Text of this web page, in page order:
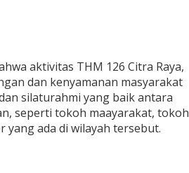
aktivitas THM 126 Citra Raya,
dan kenyamanan masyarakat
silaturahmi yang baik antara
seperti tokoh maayarakat, tokoh
yang ada di wilayah tersebut.